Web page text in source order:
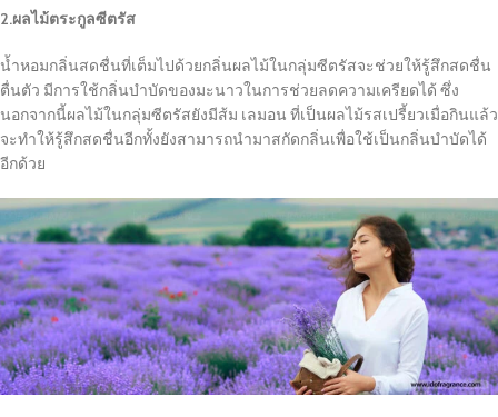
2.ผลไม้ตระกูลซีตรัส
น้ำหอมกลิ่นสดชื่นที่เต็มไปด้วยกลิ่นผลไม้ในกลุ่มซีตรัสจะช่วยให้รู้สึกสดชื่น
ตื่นตัว มีการใช้กลิ่นบำบัดของมะนาวในการช่วยลดความเครียดได้ ซึ่ง
นอกจากนี้ผลไม้ในกลุ่มซีตรัสยังมีส้ม เลมอน ที่เป็นผลไม้รสเปรี้ยวเมื่อกินแล้ว
จะทำให้รู้สึกสดชื่นอีกทั้งยังสามารถนำมาสกัดกลิ่นเพื่อใช้เป็นกลิ่นบำบัดได้
อีกด้วย